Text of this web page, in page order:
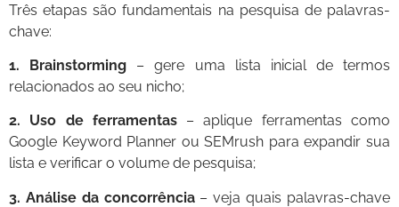
Três etapas são fundamentais na pesquisa de palavras-
chave:
1. Brainstorming – gere uma lista inicial de termos
relacionados ao seu nicho;
2. Uso de ferramentas– aplique ferramentas como
Google Keyword Planner ou SEMrush para expandir sua
lista e verificar o volume de pesquisa;
3. Análise da concorrência– veja quais palavras-chave